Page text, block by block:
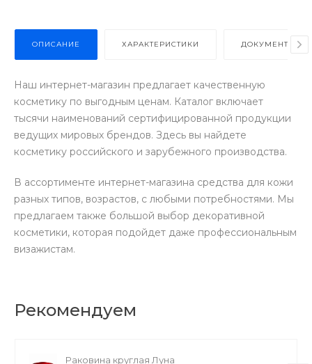
ОПИСАНИЕ ХАРАКТЕРИСТИКИ ДОКУМЕНТЫ
Наш интернет-магазин предлагает качественную
косметику по выгодным ценам. Каталог включает
тысячи наименований сертифицированной продукции
ведущих мировых брендов. Здесь вы найдете
косметику российского и зарубежного производства.
В ассортименте интернет-магазина средства для кожи
разных типов, возрастов, с любыми потребностями. Мы
предлагаем также большой выбор декоративной
косметики, которая подойдет даже профессиональным
визажистам.
Рекомендуем
Раковина круглая Луна